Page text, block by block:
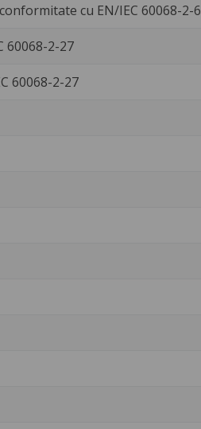
cu EN/IEC 60068-2-6
60068-2-27
60068-2-27